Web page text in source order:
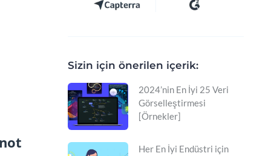
Sizin için önerilen içerik:
2024’nin En İyi 25 Veri
Görselleştirmesi
[Örnekler]
Her En İyi Endüstri için